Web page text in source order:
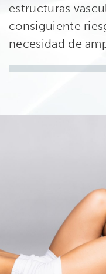
estructuras
consiguiente
necesidad de